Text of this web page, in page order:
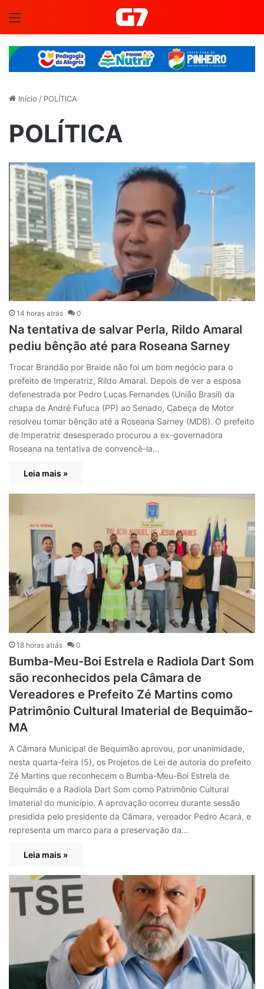
Início / POLÍTICA
POLÍTICA
14 horas atrás 0
Na tentativa de salvar Perla, Rildo Amaral
pediu bênção até para Roseana Sarney
Trocar Brandão por Braide não foi um bom negócio para o
prefeito de Imperatriz, Rildo Amaral. Depois de ver a esposa
defenestrada por Pedro Lucas Fernandes (União Brasil) da
chapa de André Fufuca (PP) ao Senado, Cabeça de Motor
resolveu tomar bênção até a Roseana Sarney (MDB). O prefeito
de Imperatriz desesperado procurou a ex-governadora
Roseana na tentativa de convencê-la…
Leia mais »
18 horas atrás 0
Bumba-Meu-Boi Estrela e Radiola Dart Som
são reconhecidos pela Câmara de
Vereadores e Prefeito Zé Martins como
Patrimônio Cultural Imaterial de Bequimão-
MA
A Câmara Municipal de Bequimão aprovou, por unanimidade,
nesta quarta-feira (5), os Projetos de Lei de autoria do prefeito
Zé Martins que reconhecem o Bumba-Meu-Boi Estrela de
Bequimão e a Radiola Dart Som como Patrimônio Cultural
Imaterial do município. A aprovação ocorreu durante sessão
presidida pelo presidente da Câmara, vereador Pedro Acará, e
representa um marco para a preservação da…
Leia mais »